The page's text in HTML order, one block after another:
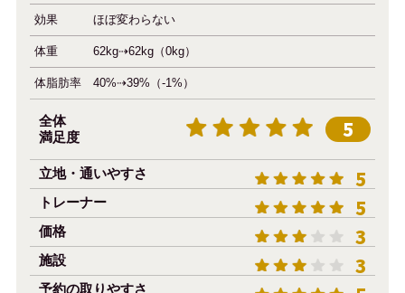
効果 ほぼ変わらない
体重 62kg⇢62kg（0kg）
体脂肪率 40%⇢39%（-1%）
全体
満足度
5
立地・通いやすさ 5
トレーナー 5
価格 3
施設 3
予約の取りやすさ